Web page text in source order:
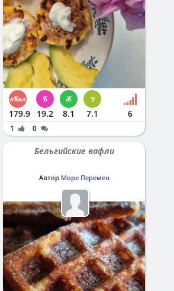
179.9 19.2 8.1 7.1 6
1 0
Бельгийские вафли
Автор Море Перемен